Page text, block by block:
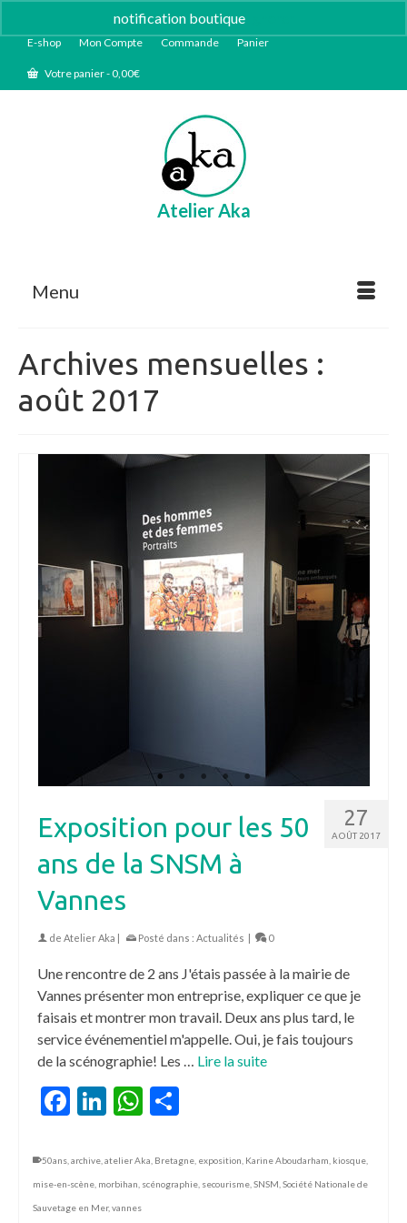
notification boutique
E-shop Mon Compte Commande Panier
Votre panier-0,00€
Atelier Aka
Menu
Archives mensuelles :
août 2017
27
AOÛT 2017
Exposition pour les 50
ans de la SNSM à
Vannes
de Atelier Aka | Posté dans : Actualités | 0
Une rencontre de 2 ans J'étais passée à la mairie de
Vannes présenter mon entreprise, expliquer ce que je
faisais et montrer mon travail. Deux ans plus tard, le
service événementiel m'appelle. Oui, je fais toujours
de la scénographie! Les … Lire la suite
Facebook
LinkedIn
WhatsApp
50ans archive atelier Aka Bretagne exposition Karine Aboudarham kiosque
mise-en-scène morbihan scénographie secourisme SNSM Société Nationale de
Sauvetage en Mer, vannes